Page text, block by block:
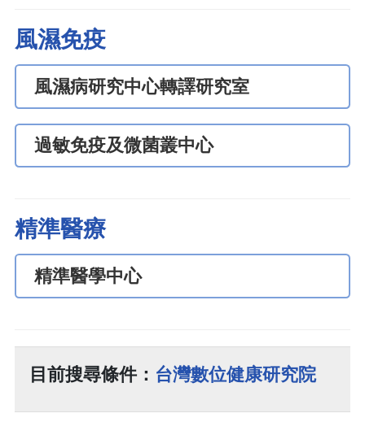
風濕免疫
風濕病研究中心轉譯研究室
過敏免疫及微菌叢中心
精準醫療
精準醫學中心
目前搜尋條件： 台灣數位健康研究院